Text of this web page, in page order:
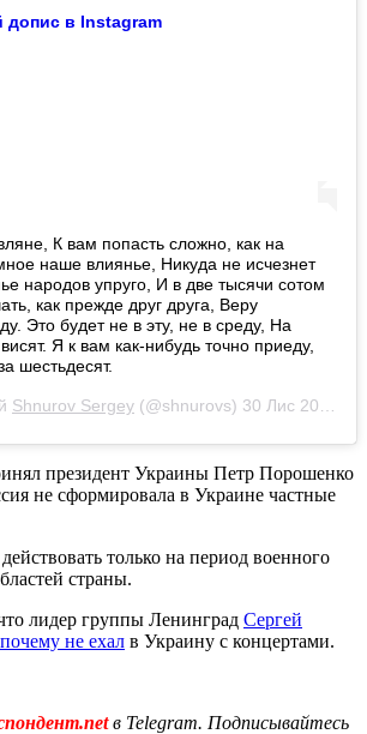
допис в Instagram
К вам попасть сложно, как на
наше влиянье, Никуда не исчезнет
народов упруго, И в две тысячи сотом
как прежде друг друга, Веру
Это будет не в эту, не в среду, На
Я к вам как-нибудь точно приеду,
шестьдесят.
Shnurov Sergey (@shnurovs) 30 Лис 2018 р. о 1:39 PST
президент Украины Петр Порошенко
не сформировала в Украине частные
только на период военного
страны.
лидер группы Ленинград Сергей
не ехал в Украину с концертами.
в Telegram. Подписывайтесь